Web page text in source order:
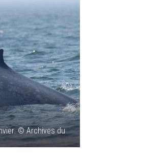
© Archives du